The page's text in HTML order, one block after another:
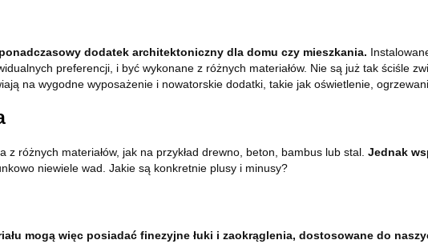
dodatek architektoniczny dla domu czy mieszkania.
preferencji, i być wykonane z różnych materiałów. Nie są już tak ściśle
na wygodne wyposażenie i nowatorskie dodatki, takie jak oświetlenie,
różnych materiałów, jak na przykład drewno, beton, bambus lub stal. Jednak
niewiele wad. Jakie są konkretnie plusy i minusy?
mogą więc posiadać finezyjne łuki i zaokrąglenia, dostosowane do